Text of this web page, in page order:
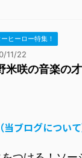
ヒーロー特集！
11/22
米咲の音楽の
ブログについて